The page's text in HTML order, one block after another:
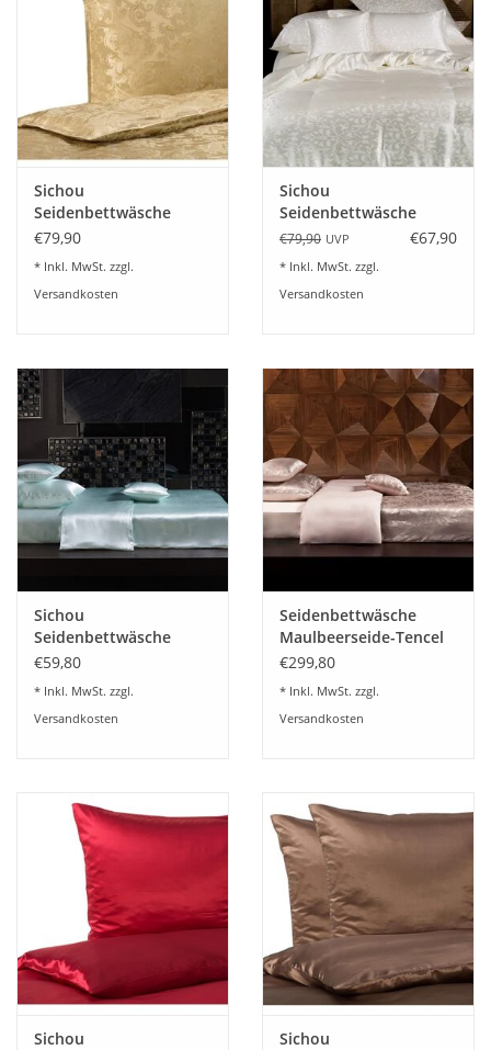
Accessoires Spa
Info-Service
Geprüfter Webshop
Über uns
Tel.0049(0)7322-919376
Blog-Aktuelles
Marken
Sichou
Seidenbettwäsche
Jacquard gold 100%
€79,90
* Inkl. MwSt. zzgl.
Versandkosten
Sichou
Seidenbettwäsche
Fleur seidenweiß 100%
€79,90 UVP €67,90
* Inkl. MwSt. zzgl.
Versandkosten
Sichou
Seidenbettwäsche
Satin mintgrün Uni
Maulbeerseide
€59,80
* Inkl. MwSt. zzgl.
Versandkosten
Seidenbettwäsche
Maulbeerseide-Tencel
Hina (double face)
€299,80
* Inkl. MwSt. zzgl.
Versandkosten
Sichou
Sichou